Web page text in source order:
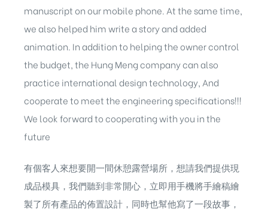
manuscript on our mobile phone. At the same time,
we also helped him write a story and added
animation. In addition to helping the owner control
the budget, the Hung Meng company can also
practice international design technology, And
cooperate to meet the engineering specifications!!!
We look forward to cooperating with you in the
future
有個客人來想要開一間休憩露營場所，想請我們提供現
成品模具，我們聽到非常開心，立即用手機將手繪稿繪
製了所有產品的佈置設計，同時也幫他寫了一段故事，
含日本